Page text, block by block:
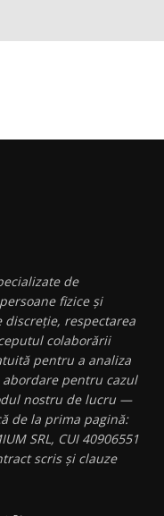
de
fizice și
discreție, respectarea
colaborării
pentru a analiza
pentru cazul
nostru de lucru —
de la prima pagină:
SRL, CUI 40906551
scris și clauze